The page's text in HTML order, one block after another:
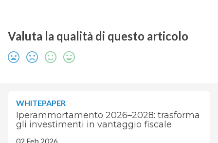
Valuta la qualità di questo articolo
WHITEPAPER
Iperammortamento 2026–2028: trasforma
gli investimenti in vantaggio fiscale
02 Feb 2026